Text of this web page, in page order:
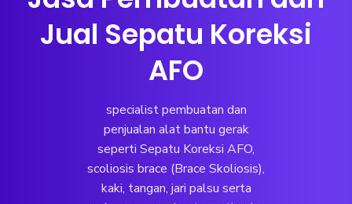
Jual Sepatu Koreksi
AFO
specialist pembuatan dan
penjualan alat bantu gerak
seperti Sepatu Koreksi AFO,
scoliosis brace (Brace Skoliosis),
kaki, tangan, jari palsu serta